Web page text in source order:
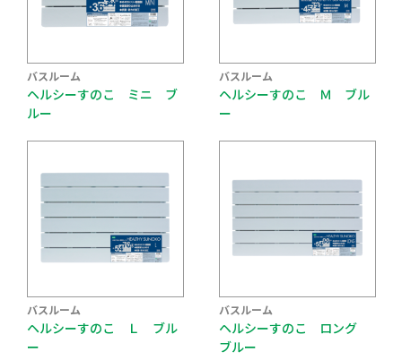
バスルーム
ヘルシーすのこ ミニ ブ
ルー
バスルーム
ヘルシーすのこ Ｍ ブル
ー
バスルーム
ヘルシーすのこ Ｌ ブル
ー
バスルーム
ヘルシーすのこ ロング
ブルー